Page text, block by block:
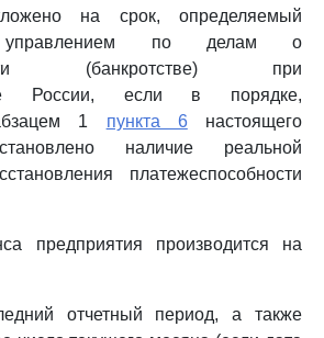
на срок, определяемый
управлением по делам о
(банкротстве) при
России, если в порядке,
1 пункта 6настоящего
наличие реальной
платежеспособности
предприятия производится на
отчетный период, а также